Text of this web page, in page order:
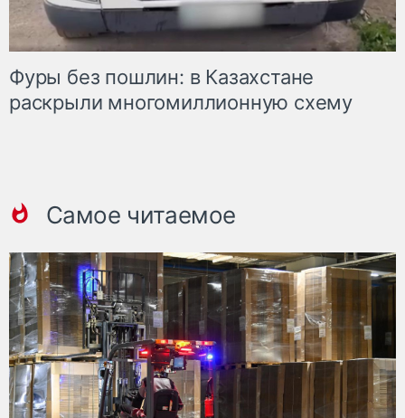
Фуры без пошлин: в Казахстане
раскрыли многомиллионную схему
Самое читаемое